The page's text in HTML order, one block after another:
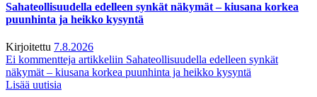
Sahateollisuudella edelleen synkät näkymät – kiusana korkea
puunhinta ja heikko kysyntä
Kirjoitettu 7.8.2026
Ei kommentteja artikkeliin Sahateollisuudella edelleen synkät
näkymät – kiusana korkea puunhinta ja heikko kysyntä
Lisää uutisia